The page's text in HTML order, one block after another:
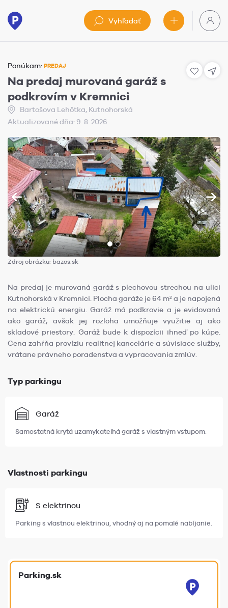
Vyhľadať
Ponúkam: PREDAJ
Na predaj murovaná garáž s
podkrovím v Kremnici
Bartošova Lehôtka, Kutnohorská
Aktualizované dňa: 9. 8. 2026
Zdroj obrázku: bazos.sk
Na predaj je murovaná garáž s plechovou strechou na ulici
Kutnohorská v Kremnici. Plocha garáže je 64 m² a je napojená
na elektrickú energiu. Garáž má podkrovie a je evidovaná
ako garáž, avšak jej rozloha umožňuje využitie aj ako
skladové priestory. Garáž bude k dispozícii ihneď po kúpe.
Cena zahŕňa províziu realitnej kancelárie a súvisiace služby,
vrátane právneho poradenstva a vypracovania zmlúv.
Typ parkingu
Garáž
Samostatná krytá uzamykateľná garáž s vlastným vstupom.
Vlastnosti parkingu
S elektrinou
Parking s vlastnou elektrinou, vhodný aj na pomalé nabíjanie.
Parking.sk